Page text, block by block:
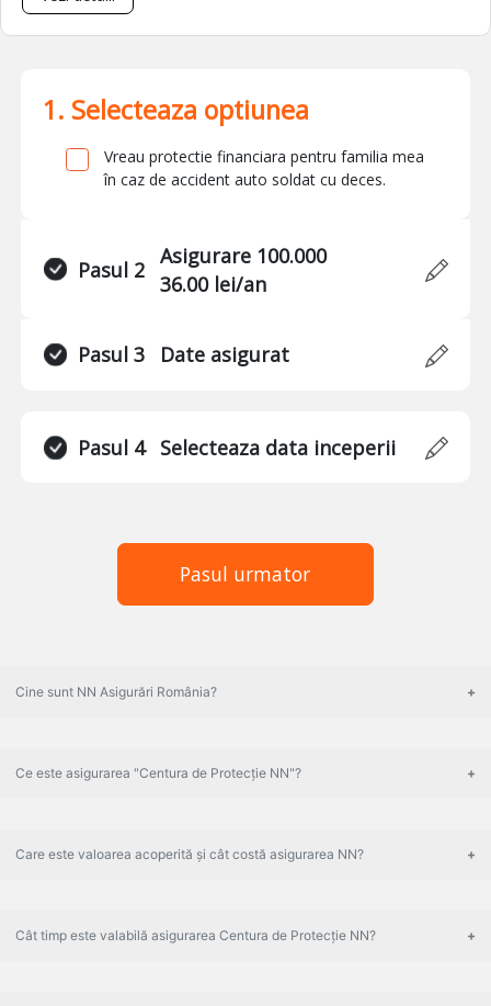
1. Selecteaza optiunea
Vreau protectie financiara pentru familia mea
în caz de accident auto soldat cu deces.
Pasul 2
Asigurare 100.000
36.00 lei/an
Pasul 3 Date asigurat
Pasul 4 Selecteaza data inceperii
Pasul urmator
Cine sunt NN Asigurări România?
Ce este asigurarea "Centura de Protecție NN"?
Care este valoarea acoperită și cât costă asigurarea NN?
Cât timp este valabilă asigurarea Centura de Protecție NN?